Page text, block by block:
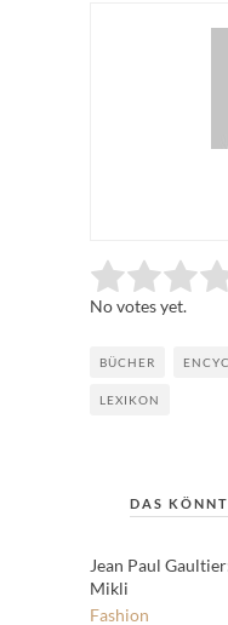
Rate this item:
No votes yet.
BÜCHER
LEXIKON
DAS
Jean Paul
Mikli
Fashion